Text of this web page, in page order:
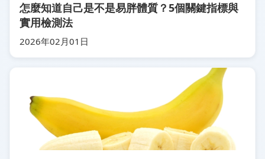
怎麼知道自己是不是易胖體質？5個關鍵指標與
實用檢測法
2026年02月01日